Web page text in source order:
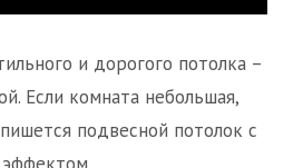
и дорогого потолка –
Если комната небольшая,
подвесной потолок с